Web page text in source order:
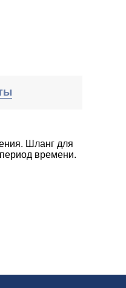
Шланг для
времени.